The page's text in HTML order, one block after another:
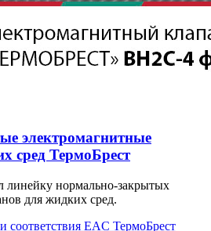
электромагнитные
сред ТермоБрест
нормально-закрытых
для жидких сред.